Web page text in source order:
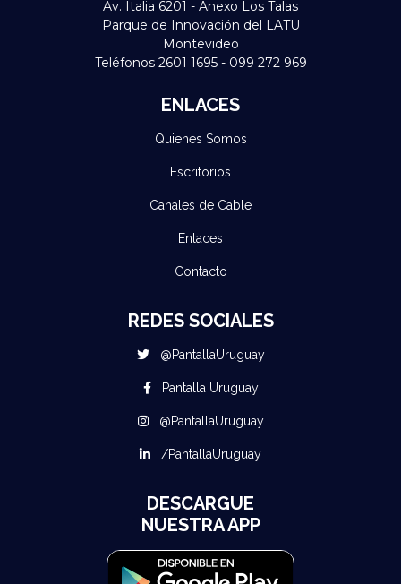
Av. Italia 6201 - Anexo Los Talas
Parque de Innovación del LATU
Montevideo
Teléfonos 2601 1695 - 099 272 969
ENLACES
Quienes Somos
Escritorios
Canales de Cable
Enlaces
Contacto
REDES SOCIALES
@PantallaUruguay
Pantalla Uruguay
@PantallaUruguay
/PantallaUruguay
DESCARGUE
NUESTRA APP